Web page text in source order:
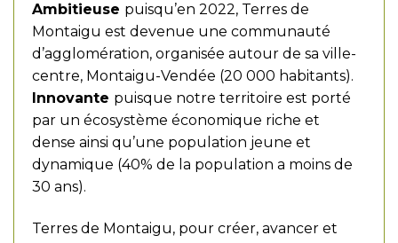
Ambitieuse puisqu’en 2022, Terres de
Montaigu est devenue une communauté
d’agglomération, organisée autour de sa ville-
centre, Montaigu-Vendée (20 000 habitants).
Innovante puisque notre territoire est porté
par un écosystème économique riche et
dense ainsi qu’une population jeune et
dynamique (40% de la population a moins de
30 ans).
Terres de Montaigu, pour créer, avancer et